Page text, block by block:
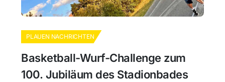
PLAUEN NACHRICHTEN
Basketball-Wurf-Challenge zum
100. Jubiläum des Stadionbades